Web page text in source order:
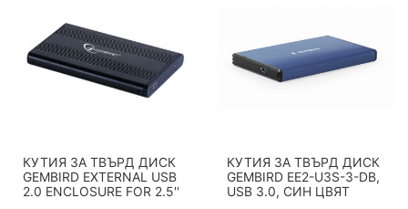
КУТИЯ ЗА ТВЪРД ДИСК
GEMBIRD EXTERNAL USB
2.0 ENCLOSURE FOR 2.5''
КУТИЯ ЗА ТВЪРД ДИСК
GEMBIRD EE2-U3S-3-DB,
USB 3.0, СИН ЦВЯТ